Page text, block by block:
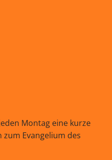
Montag eine kurze
Evangelium des